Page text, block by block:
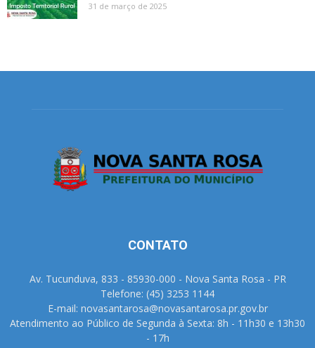
31 de março de 2025
CONTATO
Av. Tucunduva, 833 - 85930-000 - Nova Santa Rosa - PR
Telefone: (45) 3253 1144
E-mail: novasantarosa@novasantarosa.pr.gov.br
Atendimento ao Público de Segunda à Sexta: 8h - 11h30 e 13h30
- 17h